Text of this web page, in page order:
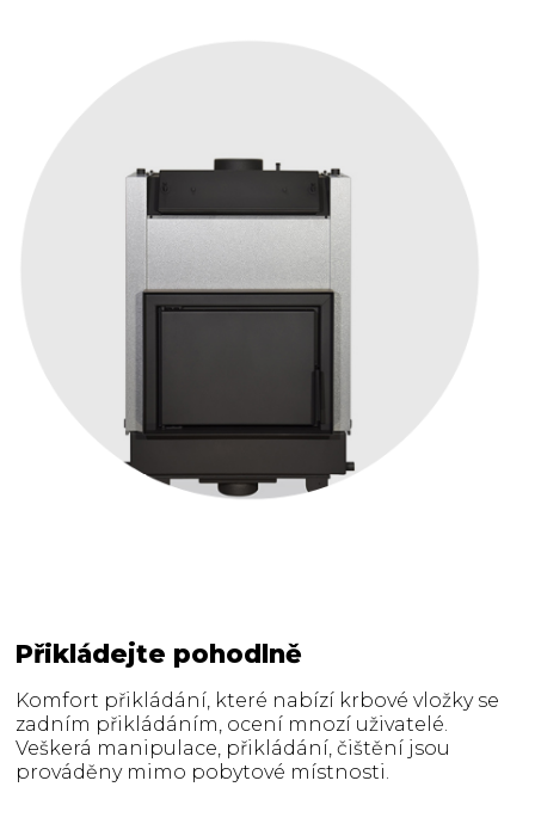
Přikládejte pohodlně
Komfort přikládání, které nabízí krbové vložky se
zadním přikládáním, ocení mnozí uživatelé.
Veškerá manipulace, přikládání, čištění jsou
prováděny mimo pobytové místnosti.